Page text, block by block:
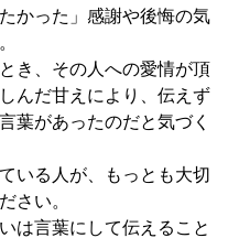
かった」感謝や後悔の気
き、その人への愛情が頂
んだ甘えにより、伝えず
葉があったのだと気づく
いる人が、もっとも大切
さい。
は言葉にして伝えること